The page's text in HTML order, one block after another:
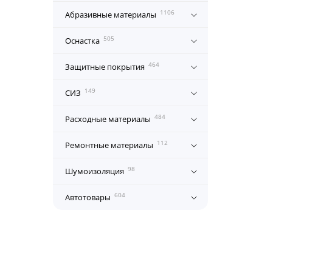
Абразивные материалы 1106
Оснастка 505
Защитные покрытия 464
СИЗ 149
Расходные материалы 484
Ремонтные материалы 112
Шумоизоляция 98
Автотовары 604